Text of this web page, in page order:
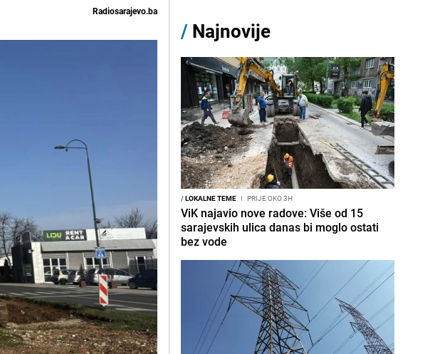
Radiosarajevo.ba
/ Najnovije
/LOKALNE TEME I PRIJE OKO 3H
ViK najavio nove radove: Više od 15
sarajevskih ulica danas bi moglo ostati
bez vode